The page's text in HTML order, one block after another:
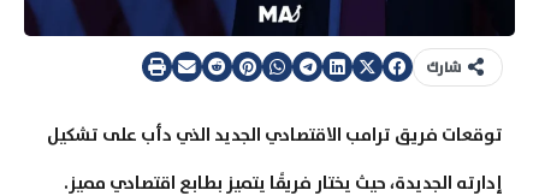
شارك
توقعات فريق ترامب الاقتصادي الجديد الذي دأب على تشكيل
إدارته الجديدة، حيث يختار فريقًا يتميز بطابع اقتصادي مميز.